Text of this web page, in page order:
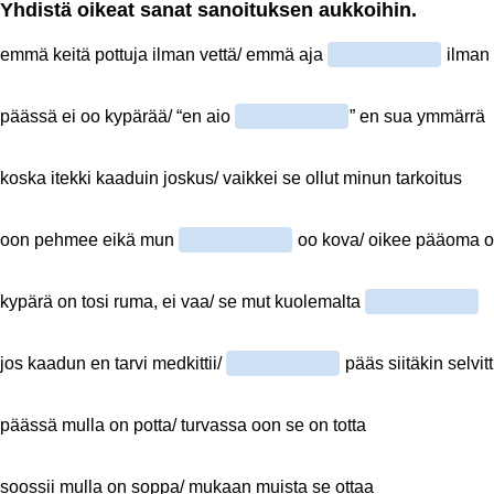
Yhdistä oikeat sanat sanoituksen aukkoihin.
emmä keitä pottuja ilman vettä/ emmä aja ilman
päässä ei oo kypärää/ “en aio ” en sua ymmärrä
koska itekki kaaduin joskus/ vaikkei se ollut minun tarkoitus
oon pehmee eikä mun oo kova/ oikee pääoma
kypärä on tosi ruma, ei vaa/ se mut kuolemalta
jos kaadun en tarvi medkittii/ pääs siitäkin
päässä mulla on potta/ turvassa oon se on totta
soossii mulla on soppa/ mukaan muista se ottaa